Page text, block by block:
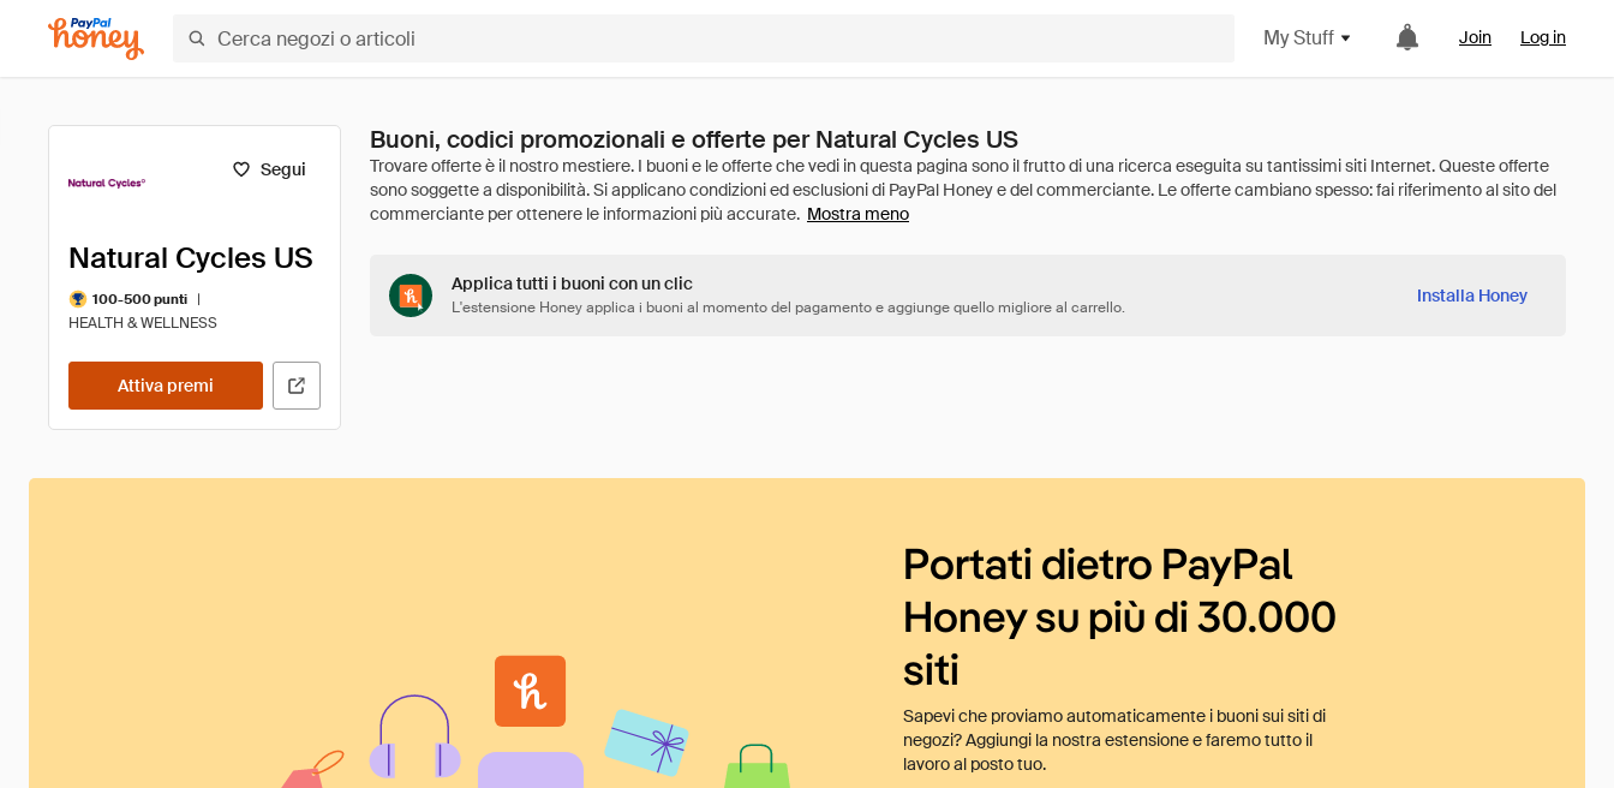
My Stuff Join Log in
Segui
Natural Cycles US
100-500 punti
|
HEALTH & WELLNESS
Attiva premi
Buoni, codici promozionali e offerte per Natural Cycles US
Mostra meno
Applica tutti i buoni con un clic
L'estensione Honey applica i buoni al momento del pagamento e aggiunge quello migliore al carrello.
Installa Honey
Portati dietro PayPal
Honey su più di 30.000
siti
Sapevi che proviamo automaticamente i buoni sui siti di
negozi? Aggiungi la nostra estensione e faremo tutto il
lavoro al posto tuo.